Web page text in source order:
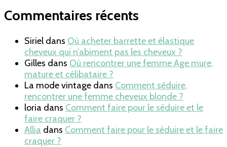
Commentaires récents
Siriel dans Où acheter barrette et élastique
cheveux qui n’abiment pas les cheveux ?
Gilles dans Où rencontrer une femme Age mure,
mature et célibataire ?
La mode vintage dans Comment séduire,
rencontrer une femme cheveux blonde ?
loria dans Comment faire pour le séduire et le
faire craquer ?
Allia dans Comment faire pour le séduire et le faire
craquer ?